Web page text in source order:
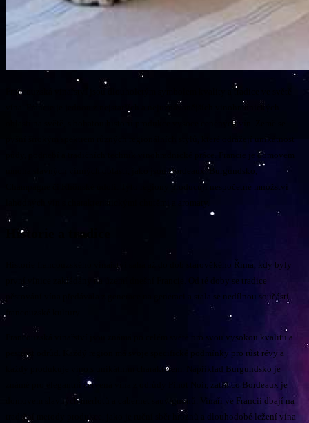
Francouzská vinařství jsou dlouholetým symbolem kvality a tradice ve světě
vína. Francie je jednou z nejstarších a nejuznávanějších vinohradnických
oblastí na světě, s bohatou historií produkce vysoce ceněných vín. Země se
pyšní širokým spektrem různých regionálních stylů, které odrážejí unikátnost
půdy, podnebí a tradičních technik vinohradnické práce. Francie je domovem
mnoha slavných vinných oblastí, jako jsou Bordeaux, Burgundsko,
Champagne či Rhônské údolí. Tyto regiony producují nespočetné množství
lahodných vín s charakteristickými chutěmi a aromaty.
Historie a tradice
Historie francouzského vinařství sahá až do dob starověkého Říma, kdy byly
první vinice zakládány na území dnešní Francie. Od té doby se tradice
pěstování vína předávala z generace na generaci a stala se nedílnou součástí
Francouzská vinařství jsou známá po celém světě pro svou vysokou kvalitu a
pestrost odrůd. Každý region má svoje specifické podmínky pro růst révy a
každý produkuje víno s unikátním charakterem. Například Burgundsko je
známé pro elegantní červená vína z odrůdy Pinot Noir, zatímco Bordeaux je
domovem slavných merlotů a cabernet sauvignonů. Vinaři ve Francii dbají na
tradiční metody produkce, jako je ruční sběr hroznů a dlouhodobé ležení vína